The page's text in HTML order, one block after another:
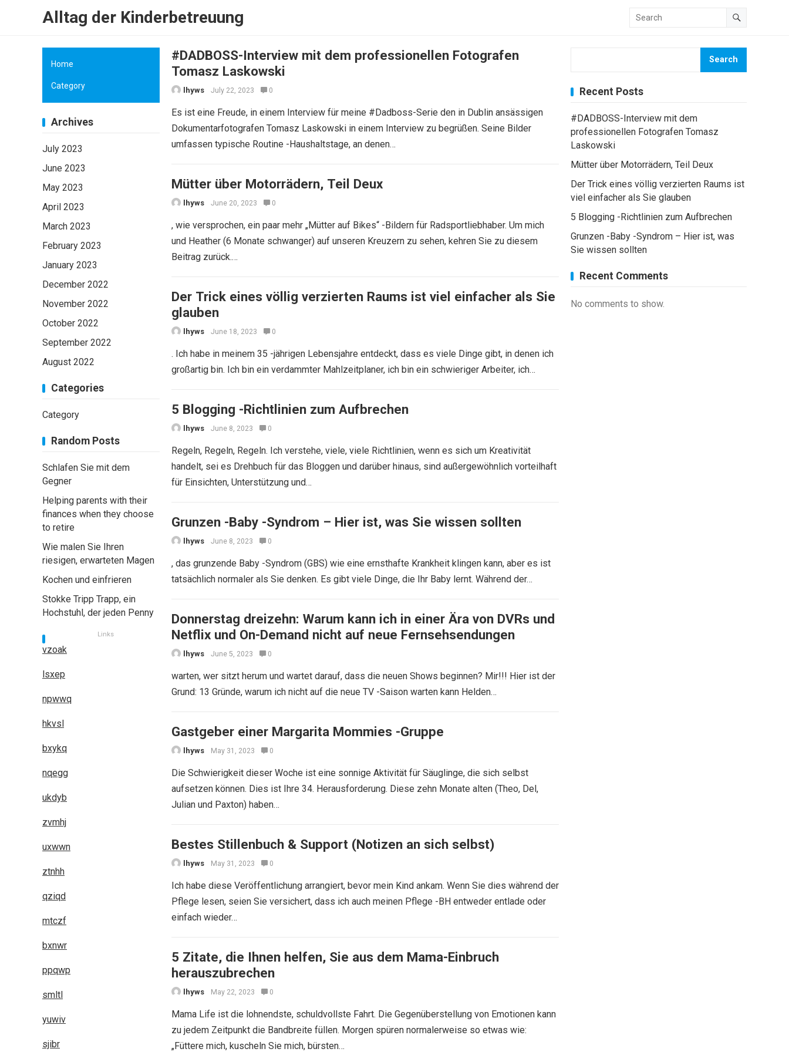
Alltag der Kinderbetreuung
#DADBOSS-Interview mit dem professionellen Fotografen
Tomasz Laskowski
lhyws July 22, 2023 0
Es ist eine Freude, in einem Interview für meine #Dadboss-Serie den in Dublin ansässigen
Dokumentarfotografen Tomasz Laskowski in einem Interview zu begrüßen. Seine Bilder
umfassen typische Routine -Haushaltstage, an denen…
Mütter über Motorrädern, Teil Deux
lhyws June 20, 2023 0
, wie versprochen, ein paar mehr „Mütter auf Bikes“ -Bildern für Radsportliebhaber. Um mich
und Heather (6 Monate schwanger) auf unseren Kreuzern zu sehen, kehren Sie zu diesem
Beitrag zurück.…
Der Trick eines völlig verzierten Raums ist viel einfacher als Sie
glauben
lhyws June 18, 2023 0
. Ich habe in meinem 35 -jährigen Lebensjahre entdeckt, dass es viele Dinge gibt, in denen ich
großartig bin. Ich bin ein verdammter Mahlzeitplaner, ich bin ein schwieriger Arbeiter, ich…
5 Blogging -Richtlinien zum Aufbrechen
lhyws June 8, 2023 0
Regeln, Regeln, Regeln. Ich verstehe, viele, viele Richtlinien, wenn es sich um Kreativität
handelt, sei es Drehbuch für das Bloggen und darüber hinaus, sind außergewöhnlich vorteilhaft
für Einsichten, Unterstützung und…
Grunzen -Baby -Syndrom – Hier ist, was Sie wissen sollten
lhyws June 8, 2023 0
, das grunzende Baby -Syndrom (GBS) wie eine ernsthafte Krankheit klingen kann, aber es ist
tatsächlich normaler als Sie denken. Es gibt viele Dinge, die Ihr Baby lernt. Während der…
Donnerstag dreizehn: Warum kann ich in einer Ära von DVRs und
Netflix und On-Demand nicht auf neue Fernsehsendungen
lhyws June 5, 2023 0
warten, wer sitzt herum und wartet darauf, dass die neuen Shows beginnen? Mir!!! Hier ist der
Grund: 13 Gründe, warum ich nicht auf die neue TV -Saison warten kann Helden…
Gastgeber einer Margarita Mommies -Gruppe
lhyws May 31, 2023 0
Die Schwierigkeit dieser Woche ist eine sonnige Aktivität für Säuglinge, die sich selbst
aufsetzen können. Dies ist Ihre 34. Herausforderung. Diese zehn Monate alten (Theo, Del,
Julian und Paxton) haben…
Bestes Stillenbuch & Support (Notizen an sich selbst)
lhyws May 31, 2023 0
Ich habe diese Veröffentlichung arrangiert, bevor mein Kind ankam. Wenn Sie dies während der
Pflege lesen, seien Sie versichert, dass ich auch meinen Pflege -BH entweder entlade oder
einfach wieder…
5 Zitate, die Ihnen helfen, Sie aus dem Mama-Einbruch
herauszubrechen
lhyws May 22, 2023 0
Mama Life ist die lohnendste, schuldvollste Fahrt. Die Gegenüberstellung von Emotionen kann
zu jedem Zeitpunkt die Bandbreite füllen. Morgen spüren normalerweise so etwas wie:
„Füttere mich, kuscheln Sie mich, bürsten…
Search
Recent Posts
#DADBOSS-Interview mit dem
professionellen Fotografen Tomasz
Laskowski
Mütter über Motorrädern, Teil Deux
Der Trick eines völlig verzierten Raums ist
viel einfacher als Sie glauben
5 Blogging -Richtlinien zum Aufbrechen
Grunzen -Baby -Syndrom – Hier ist, was
Sie wissen sollten
Recent Comments
No comments to show.
Home
Category
Archives
July 2023
June 2023
May 2023
April 2023
March 2023
February 2023
January 2023
December 2022
November 2022
October 2022
September 2022
August 2022
Categories
Category
Random Posts
Schlafen Sie mit dem
Gegner
Helping parents with their
finances when they choose
to retire
Wie malen Sie Ihren
riesigen, erwarteten Magen
Kochen und einfrieren
Stokke Tripp Trapp, ein
Hochstuhl, der jeden Penny
Links
vzoak
lsxep
npwwq
hkvsl
bxykq
nqegg
ukdyb
zvmhj
uxwwn
ztnhh
qziqd
mtczf
bxnwr
ppqwp
smltl
yuwiv
sjibr